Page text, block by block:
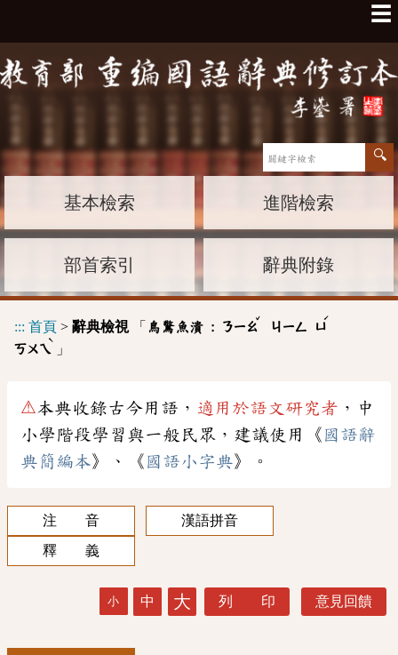
☰
基本檢索 進階檢索
部首索引 辭典附錄
::: 首頁 > 辭典檢視「 鳥驚魚潰 : ㄋㄧㄠ
ˇ
ㄐㄧㄥ ㄩ
ˊ
ㄎㄨㄟ
ˋ
」
⚠本典收錄古今用語， 適用於語文研究者 ，中
小學階段學習與一般民眾，建議使用《 國語辭
典簡編本》、《 國語小字典》。
注 音
漢語拼音
釋 義
小 中 大 列 印 意見回饋